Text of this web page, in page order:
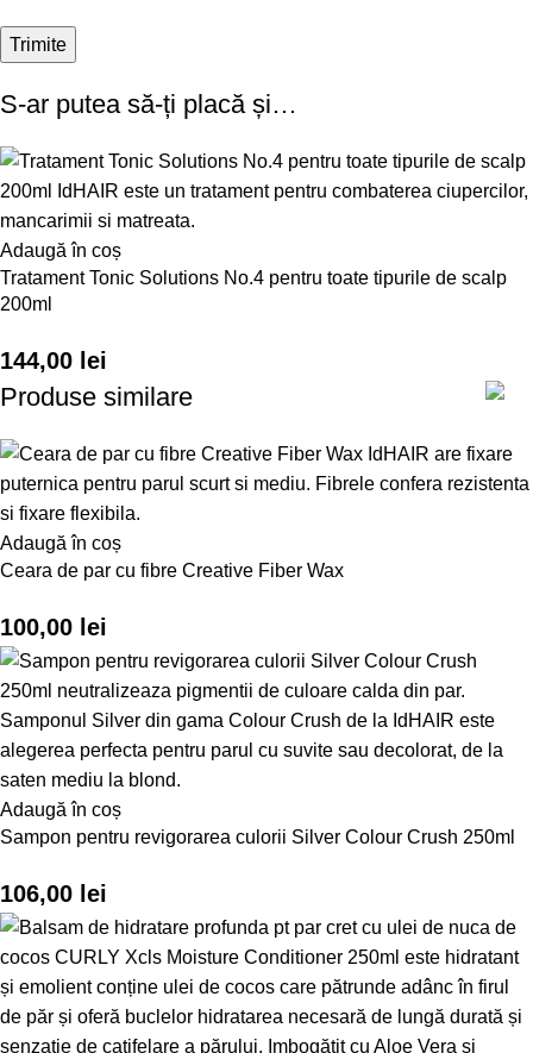
S-ar putea să-ți placă și…
Adaugă în coș
Tratament Tonic Solutions No.4 pentru toate tipurile de scalp
200ml
144,00 lei
Produse similare
Adaugă în coș
Ceara de par cu fibre Creative Fiber Wax
100,00 lei
Adaugă în coș
Sampon pentru revigorarea culorii Silver Colour Crush 250ml
106,00 lei